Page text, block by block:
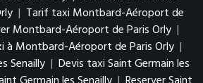
| Tarif taxi Montbard-Aéroport de
Montbard-Aéroport de Paris Orly |
à Montbard-Aéroport de Paris Orly |
Senailly | Devis taxi Saint Germain les